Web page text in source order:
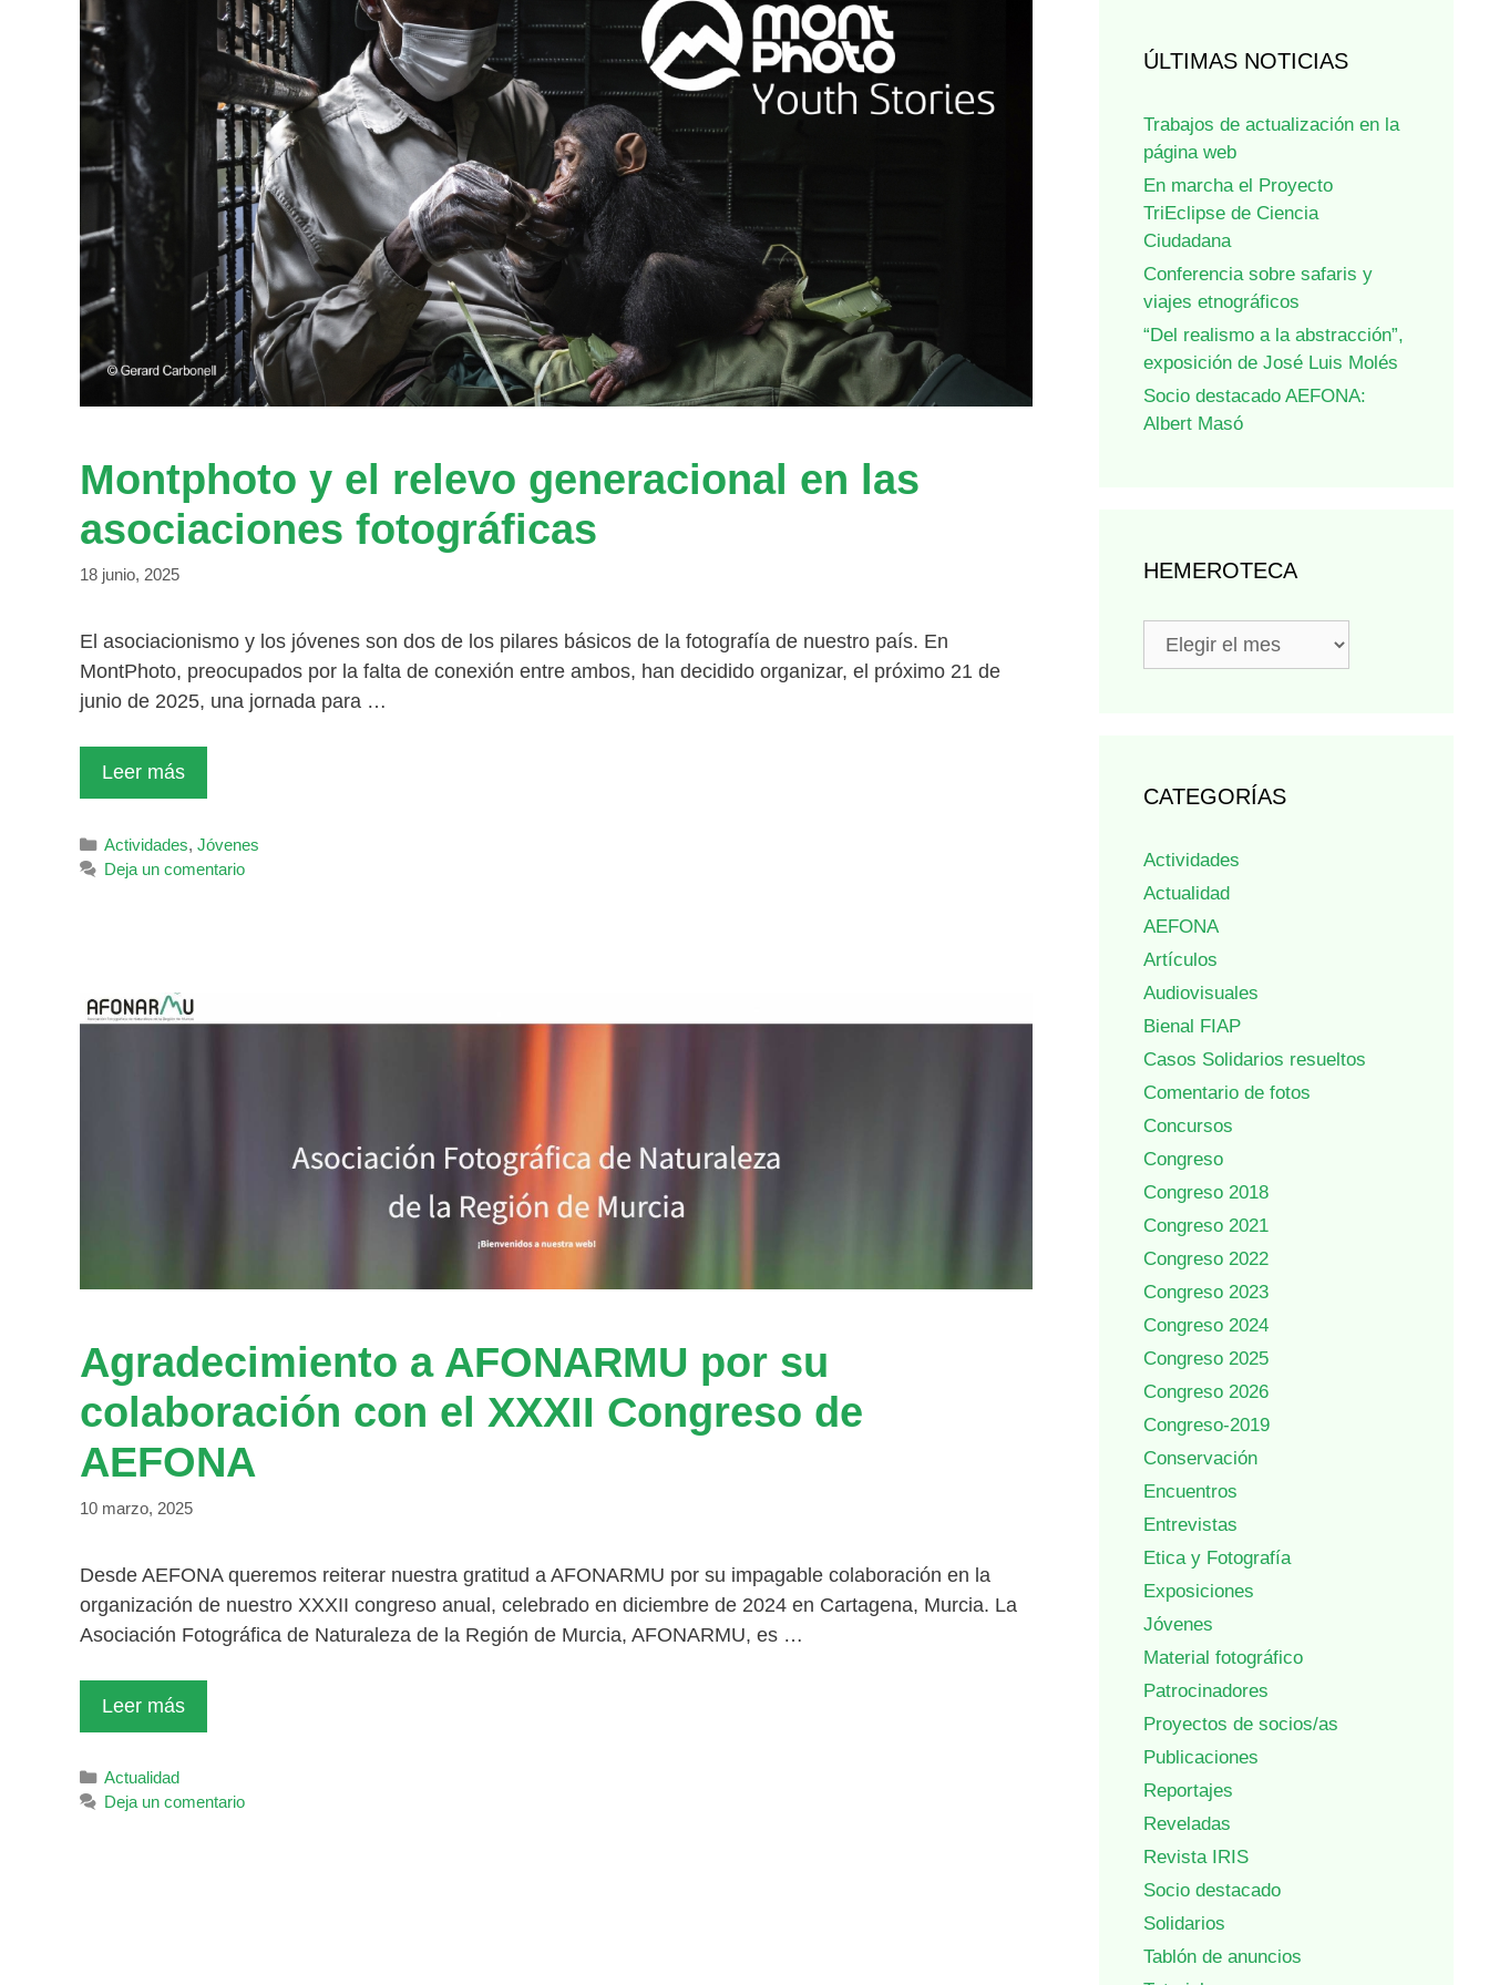
Montphoto y el relevo generacional en las
asociaciones fotográficas
18 junio, 2025
El asociacionismo y los jóvenes son dos de los pilares básicos de la fotografía de nuestro país. En
MontPhoto, preocupados por la falta de conexión entre ambos, han decidido organizar, el próximo 21 de
junio de 2025, una jornada para …
Leer más
Categorías
Actividades,Jóvenes
Deja un comentario
Agradecimiento a AFONARMU por su
colaboración con el XXXII Congreso de
AEFONA
10 marzo, 2025
Desde AEFONA queremos reiterar nuestra gratitud a AFONARMU por su impagable colaboración en la
organización de nuestro XXXII congreso anual, celebrado en diciembre de 2024 en Cartagena, Murcia. La
Asociación Fotográfica de Naturaleza de la Región de Murcia, AFONARMU, es …
Leer más
Categorías
Actualidad
Deja un comentario
ÚLTIMAS NOTICIAS
Trabajos de actualización en la
página web
En marcha el Proyecto
TriEclipse de Ciencia
Ciudadana
Conferencia sobre safaris y
viajes etnográficos
“Del realismo a la abstracción”,
exposición de José Luis Molés
Socio destacado AEFONA:
Albert Masó
HEMEROTECA
Hemeroteca
CATEGORÍAS
Actividades
Actualidad
AEFONA
Artículos
Audiovisuales
Bienal FIAP
Casos Solidarios resueltos
Comentario de fotos
Concursos
Congreso
Congreso 2018
Congreso 2021
Congreso 2022
Congreso 2023
Congreso 2024
Congreso 2025
Congreso 2026
Congreso-2019
Conservación
Encuentros
Entrevistas
Etica y Fotografía
Exposiciones
Jóvenes
Material fotográfico
Patrocinadores
Proyectos de socios/as
Publicaciones
Reportajes
Reveladas
Revista IRIS
Socio destacado
Solidarios
Tablón de anuncios